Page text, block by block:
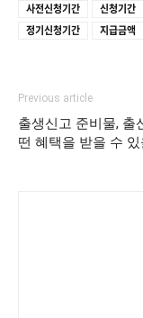
사전신청기간 신청기간
정기신청기간 지급금액
Previous article
출생신고 준비물, 출
떤 혜택을 받을 수 있